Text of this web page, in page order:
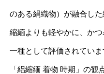
のある絹織物）が融合し
縮緬よりも軽やかに、か
一種として評価されていま
「絽縮緬 着物 時期」の